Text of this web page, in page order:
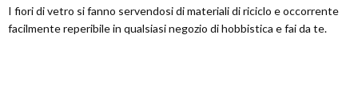
I fiori di vetro si fanno servendosi di materiali di riciclo e occorrente
facilmente reperibile in qualsiasi negozio di hobbistica e fai da te.